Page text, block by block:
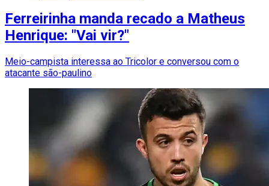
Ferreirinha manda recado a Matheus
Henrique: "Vai vir?"
Meio-campista interessa ao Tricolor e conversou com o
atacante são-paulino